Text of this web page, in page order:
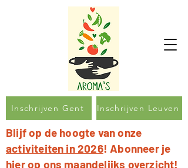
Inschrijven Gent Inschrijven Leuven
Blijf op de hoogte van onze
activiteiten in 2026! Abonneer je
hierop ons maandelijks overzicht!